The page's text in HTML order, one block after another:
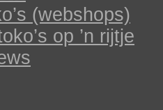
(webshops)
op ’n rijtje